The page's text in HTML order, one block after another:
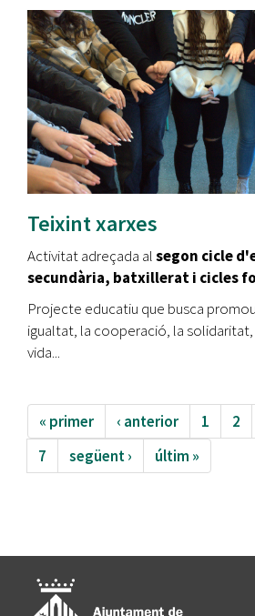
Teixint xarxes
Activitat adreçada alsegon cicle
secundària, batxillerat i cicles
Projecte educatiu que busca
igualtat, la cooperació, la
vida...
« primer ‹ anterior 1 2
7
següent › últim »